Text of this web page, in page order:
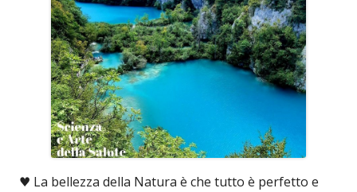
♥️ La bellezza della Natura è che tutto è perfetto e